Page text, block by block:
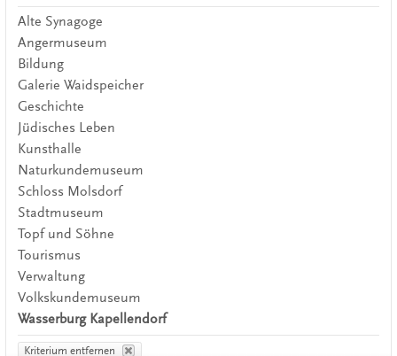
Alte Synagoge
Angermuseum
Bildung
Galerie Waidspeicher
Geschichte
Jüdisches Leben
Kunsthalle
Naturkundemuseum
Schloss Molsdorf
Stadtmuseum
Topf und Söhne
Tourismus
Verwaltung
Volkskundemuseum
Wasserburg Kapellendorf
Kriterium entfernen